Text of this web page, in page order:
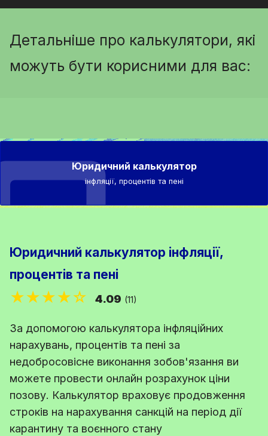
Детальніше про калькулятори, які
можуть бути корисними для вас:
Юридичний калькулятор
інфляції, процентів та пені
Юридичний калькулятор інфляції,
процентів та пені
★★★★☆ 4.09 (11)
За допомогою калькулятора інфляційних
нарахувань, процентів та пені за
недобросовісне виконання зобов'язання ви
можете провести онлайн розрахунок ціни
позову. Калькулятор враховує продовження
строків на нарахування санкцій на період дії
карантину та воєнного стану